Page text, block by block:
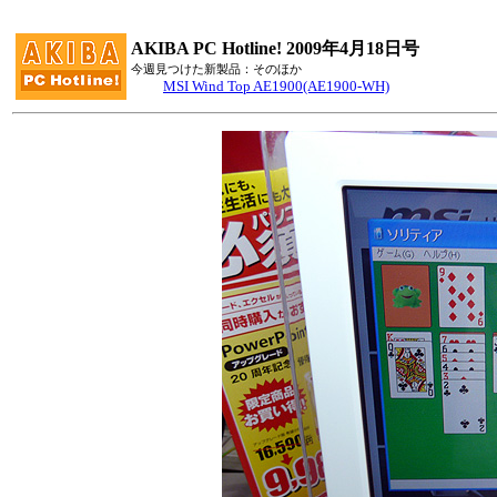
AKIBA PC Hotline! 2009年4月18日号
今週見つけた新製品：そのほか
MSI Wind Top AE1900(AE1900-WH)